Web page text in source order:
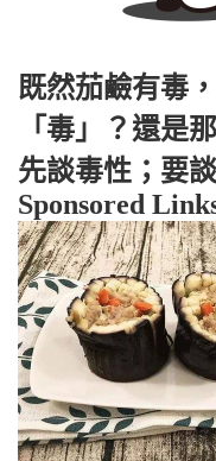
既然茄鹼有毒
「毒」？還是
先談毒性；要
Sponsored